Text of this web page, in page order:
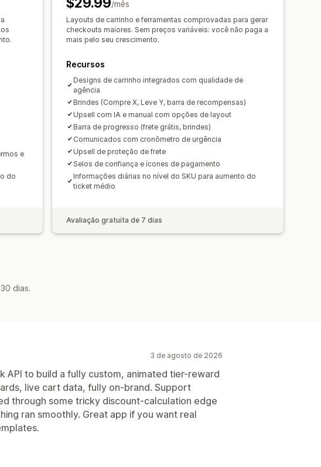
comprados juntos Barra de frete
Recompensas por nível Taxas adicionais
Descontos automáticos
checkout rápido
conversão
e
do
/mês
Layouts de carrinho e ferramentas comprovadas para gerar
checkouts maiores. Sem preços variáveis: você não paga a
mais pelo seu crescimento.
Recursos
Designs de carrinho integrados com qualidade de
agência
Brindes (Compre X, Leve Y, barra de recompensas)
Upsell com IA e manual com opções de layout
Barra de progresso (frete grátis, brindes)
Comunicados com cronômetro de urgência
Upsell de proteção de frete
Selos de confiança e ícones de pagamento
Informações diárias no nível do SKU para aumento do
ticket médio
Avaliação gratuita de 7 dias
dias.
3 de agosto de 2026
API to build a fully custom, animated tier-reward
live cart data, fully on-brand. Support
through some tricky discount-calculation edge
ran smoothly. Great app if you want real